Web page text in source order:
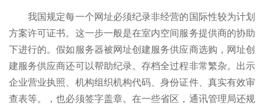
我国规定每一个网址必须纪录非经营的国际性较为计划
方案许可证书。这一步一般是在室内空间服务提供商的协助
下进行的。假如服务器被网址创建服务供应商选购，网址创
建服务供应商还可以帮助纪录。存档全过程非常繁杂。出示
企业营业执照、机构组织机构代码、身份证件、真实有效审
查表等。，也必须签字盖章。在一些省区，通讯管理局还规